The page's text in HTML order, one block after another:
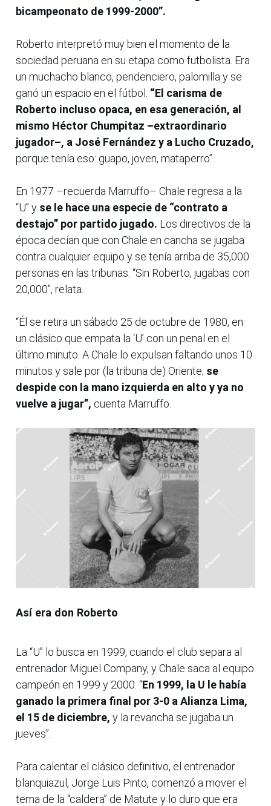
bicampeonato de 1999-2000”.
Roberto interpretó muy bien el momento de la
sociedad peruana en su etapa como futbolista. Era
un muchacho blanco, pendenciero, palomilla y se
ganó un espacio en el fútbol. “El carisma de
Roberto incluso opaca, en esa generación, al
mismo Héctor Chumpitaz –extraordinario
jugador–, a José Fernández y a Lucho Cruzado,
porque tenía eso: guapo, joven, mataperro”.
En 1977 –recuerda Marruffo– Chale regresa a la
“U” y se le hace una especie de “contrato a
destajo” por partido jugado. Los directivos de la
época decían que con Chale en cancha se jugaba
contra cualquier equipo y se tenía arriba de 35,000
personas en las tribunas. “Sin Roberto, jugabas con
20,000”, relata.
“Él se retira un sábado 25 de octubre de 1980, en
un clásico que empata la ‘U’ con un penal en el
último minuto. A Chale lo expulsan faltando unos 10
minutos y sale por (la tribuna de) Oriente; se
despide con la mano izquierda en alto y ya no
vuelve a jugar”, cuenta Marruffo.
Así era don Roberto
La “U” lo busca en 1999, cuando el club separa al
entrenador Miguel Company, y Chale saca al equipo
campeón en 1999 y 2000. “En 1999, la U le había
ganado la primera final por 3-0 a Alianza Lima,
el 15 de diciembre, y la revancha se jugaba un
jueves”.
Para calentar el clásico definitivo, el entrenador
blanquiazul, Jorge Luis Pinto, comenzó a mover el
tema de la “caldera” de Matute y lo duro que era